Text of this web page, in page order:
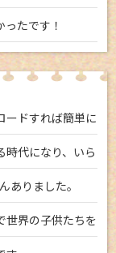
たです！
ードすれば簡単に
時代になり、いら
ありました。
世界の子供たちを